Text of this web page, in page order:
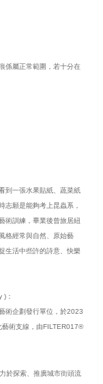
係屬正常範圍，若十分在
到一張水果貼紙、蔬菜紙
志願是能夠考上昆蟲系，
術訓練，畢業後曾旅居紐
格經常與自然、原始藝
生活中些許的詩意、快樂
：
術企劃發行單位，於2023
術支線，由FILTER017®
於探索、推廣城市街頭流